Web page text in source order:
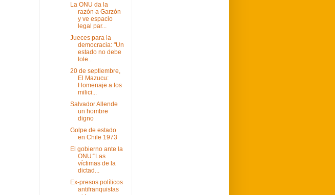
La ONU da la
razón a Garzón
y ve espacio
legal par...
Jueces para la
democracia: "Un
estado no debe
tole...
20 de septiembre,
El Mazucu:
Homenaje a los
milici...
Salvador Allende
un hombre
digno
Golpe de estado
en Chile 1973
El gobierno ante la
ONU:"Las
víctimas de la
dictad...
Ex-presos políticos
antifranquistas